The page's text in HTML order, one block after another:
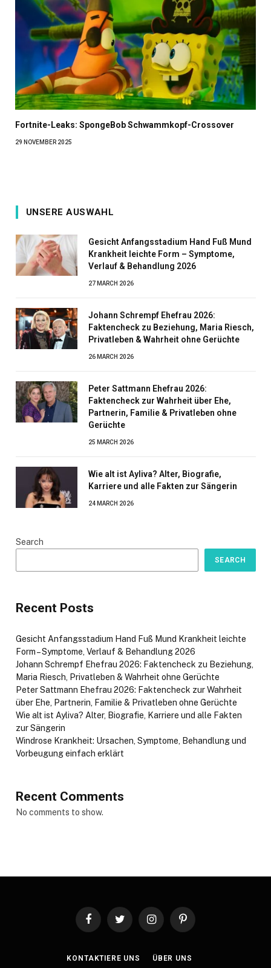
Fortnite-Leaks: SpongeBob Schwammkopf-Crossover
29 NOVEMBER 2025
UNSERE AUSWAHL
Gesicht Anfangsstadium Hand Fuß Mund
Krankheit leichte Form – Symptome,
Verlauf & Behandlung 2026
27 MARCH 2026
Johann Schrempf Ehefrau 2026:
Faktencheck zu Beziehung, Maria Riesch,
Privatleben & Wahrheit ohne Gerüchte
26 MARCH 2026
Peter Sattmann Ehefrau 2026:
Faktencheck zur Wahrheit über Ehe,
Partnerin, Familie & Privatleben ohne
Gerüchte
25 MARCH 2026
Wie alt ist Ayliva? Alter, Biografie,
Karriere und alle Fakten zur Sängerin
24 MARCH 2026
Search
SEARCH
Recent Posts
Gesicht Anfangsstadium Hand Fuß Mund Krankheit leichte
Form – Symptome, Verlauf & Behandlung 2026
Johann Schrempf Ehefrau 2026: Faktencheck zu Beziehung,
Maria Riesch, Privatleben & Wahrheit ohne Gerüchte
Peter Sattmann Ehefrau 2026: Faktencheck zur Wahrheit
über Ehe, Partnerin, Familie & Privatleben ohne Gerüchte
Wie alt ist Ayliva? Alter, Biografie, Karriere und alle Fakten
zur Sängerin
Windrose Krankheit: Ursachen, Symptome, Behandlung und
Vorbeugung einfach erklärt
Recent Comments
No comments to show.
FacebookTwitter InstagramPinterest
KONTAKTIERE UNS ÜBER UNS